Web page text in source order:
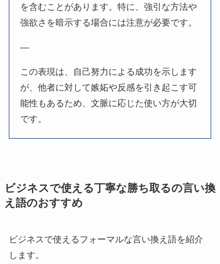
を含むことがあります。特に、強引な方法や
強欲さを暗示する場合には注意が必要です。
—
この表現は、自己努力による成功を示します
が、他者に対して嫉妬や反感を引き起こす可
能性もあるため、文脈に応じた使い方が大切
です。
ビジネスで使える丁寧な勝ち取るの言い換
え語のおすすめ
ビジネスで使えるフォーマルな言い換え語を紹介
します。